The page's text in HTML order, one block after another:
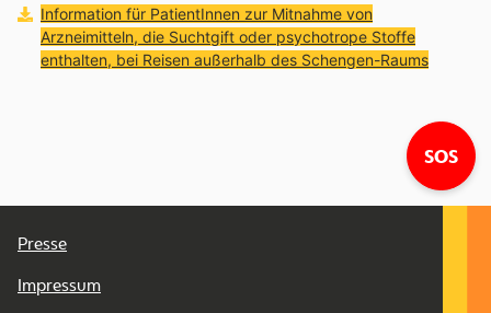
Download:
Information für PatientInnen zur Mitnahme von
Arzneimitteln, die Suchtgift oder psychotrope Stoffe
enthalten, bei Reisen außerhalb des Schengen-Raums
SOS
Presse
Impressum